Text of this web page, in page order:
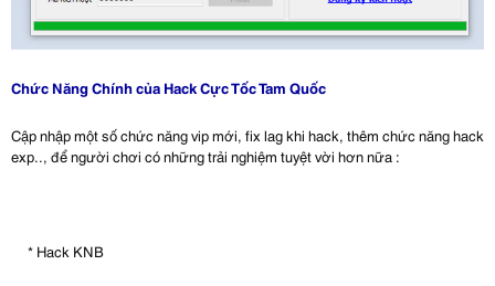
Chức Năng Chính của Hack Cực Tốc Tam Quốc
Cập nhập một số chức năng vip mới, fix lag khi hack, thêm chức năng hack
exp.., để người chơi có những trải nghiệm tuyệt vời hơn nữa :
* Hack KNB